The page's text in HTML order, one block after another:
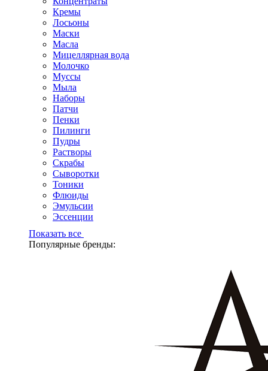
Кремы
Лосьоны
Маски
Масла
Мицеллярная вода
Молочко
Муссы
Мыла
Наборы
Патчи
Пенки
Пилинги
Пудры
Растворы
Скрабы
Сыворотки
Тоники
Флюиды
Эмульсии
Эссенции
Показать все
Популярные бренды: